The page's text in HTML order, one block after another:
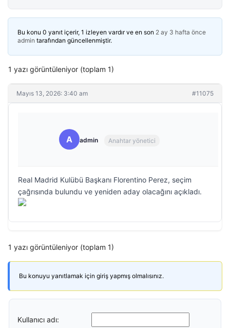
Bu konu 0 yanıt içerir, 1 izleyen vardır ve en son 2 ay 3 hafta önce
admin tarafından güncellenmiştir.
1 yazı görüntüleniyor (toplam 1)
Mayıs 13, 2026: 3:40 am #11075
A admin Anahtar yönetici
Real Madrid Kulübü Başkanı Florentino Perez, seçim
çağrısında bulundu ve yeniden aday olacağını açıkladı.
1 yazı görüntüleniyor (toplam 1)
Bu konuyu yanıtlamak için giriş yapmış olmalısınız.
Kullanıcı adı: